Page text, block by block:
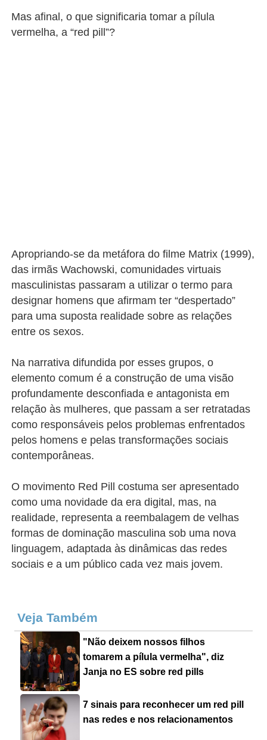
Mas afinal, o que significaria tomar a pílula
vermelha, a “red pill”?
Apropriando-se da metáfora do filme Matrix (1999),
das irmãs Wachowski, comunidades virtuais
masculinistas passaram a utilizar o termo para
designar homens que afirmam ter “despertado”
para uma suposta realidade sobre as relações
entre os sexos.
Na narrativa difundida por esses grupos, o
elemento comum é a construção de uma visão
profundamente desconfiada e antagonista em
relação às mulheres, que passam a ser retratadas
como responsáveis pelos problemas enfrentados
pelos homens e pelas transformações sociais
contemporâneas.
O movimento Red Pill costuma ser apresentado
como uma novidade da era digital, mas, na
realidade, representa a reembalagem de velhas
formas de dominação masculina sob uma nova
linguagem, adaptada às dinâmicas das redes
sociais e a um público cada vez mais jovem.
Veja Também
"Não deixem nossos filhos
tomarem a pílula vermelha", diz
Janja no ES sobre red pills
7 sinais para reconhecer um red pill
nas redes e nos relacionamentos